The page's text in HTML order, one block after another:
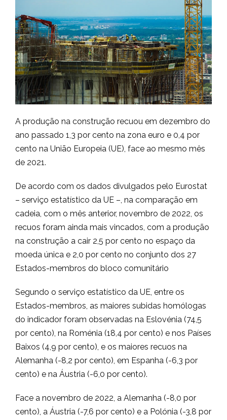
A produção na construção recuou em dezembro do
ano passado 1,3 por cento na zona euro e 0,4 por
cento na União Europeia (UE), face ao mesmo mês
de 2021.
De acordo com os dados divulgados pelo Eurostat
– serviço estatístico da UE –, na comparação em
cadeia, com o mês anterior, novembro de 2022, os
recuos foram ainda mais vincados, com a produção
na construção a cair 2,5 por cento no espaço da
moeda única e 2,0 por cento no conjunto dos 27
Estados-membros do bloco comunitário
Segundo o serviço estatístico da UE, entre os
Estados-membros, as maiores subidas homólogas
do indicador foram observadas na Eslovénia (74,5
por cento), na Roménia (18,4 por cento) e nos Países
Baixos (4,9 por cento), e os maiores recuos na
Alemanha (-8,2 por cento), em Espanha (-6,3 por
cento) e na Áustria (-6,0 por cento).
Face a novembro de 2022, a Alemanha (-8,0 por
cento), a Áustria (-7,6 por cento) e a Polónia (-3,8 por